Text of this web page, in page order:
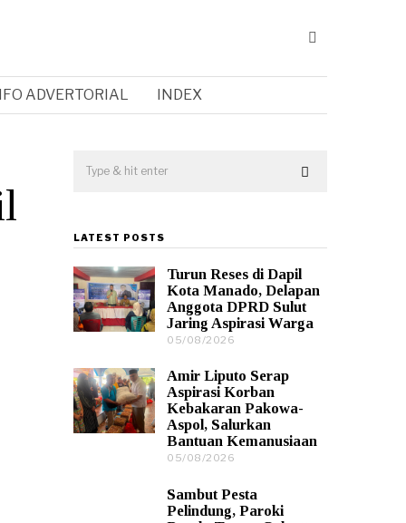
ADVERTORIAL INDEX
LATEST POSTS
Turun Reses di Dapil
Kota Manado, Delapan
Anggota DPRD Sulut
Jaring Aspirasi Warga
05/08/2026
0
8
/
2
0
Amir Liputo Serap
Aspirasi Korban
Kebakaran Pakowa-
Aspol, Salurkan
Bantuan Kemanusiaan
05/08/2026
0
8
Sambut Pesta
Pelindung, Paroki